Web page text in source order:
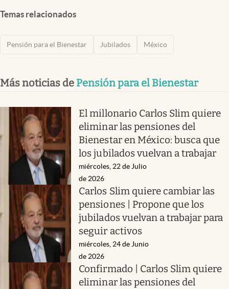
Temas relacionados
Pensión para el Bienestar Jubilados México
Más noticias de Pensión para el Bienestar
El millonario Carlos Slim quiere
eliminar las pensiones del
Bienestar en México: busca que
los jubilados vuelvan a trabajar
miércoles, 22 de Julio
de 2026
Carlos Slim quiere cambiar las
pensiones | Propone que los
jubilados vuelvan a trabajar para
seguir activos
miércoles, 24 de Junio
de 2026
Confirmado | Carlos Slim quiere
eliminar las pensiones del